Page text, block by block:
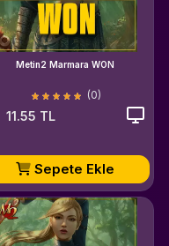
Metin2 Marmara WON
(0)
11.55 TL
Sepete Ekle